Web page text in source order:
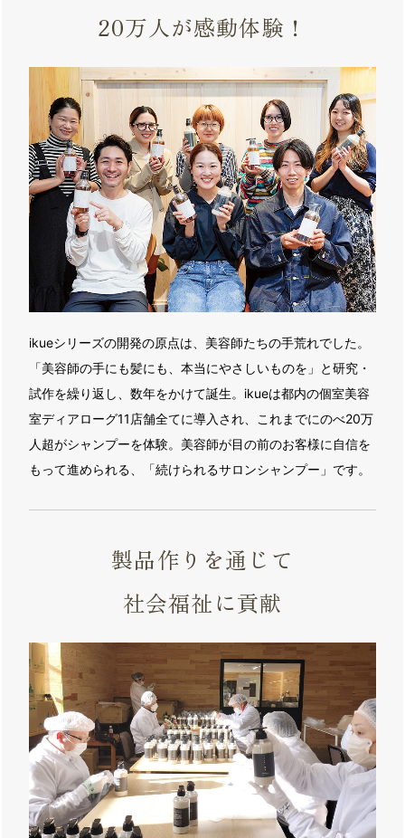
20万人が感動体験！
ikueシリーズの開発の原点は、美容師たちの手荒れでした。
「美容師の手にも髪にも、本当にやさしいものを」と研究・
試作を繰り返し、数年をかけて誕生。ikueは都内の個室美容
室ディアローグ11店舗全てに導入され、これまでにのべ20万
人超がシャンプーを体験。美容師が目の前のお客様に自信を
もって進められる、「続けられるサロンシャンプー」です。
製品作りを通じて
社会福祉に貢献